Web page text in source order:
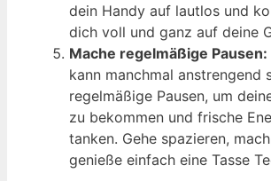
dein Handy auf lautlos und
dich voll und ganz auf deine
Mache regelmäßige Pausen:
kann manchmal anstrengend
regelmäßige Pausen, um
zu bekommen und frische
tanken. Gehe spazieren,
genieße einfach eine Tasse